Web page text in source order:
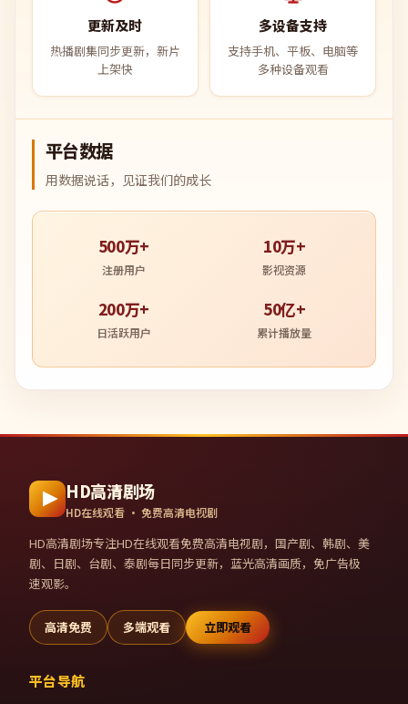
更新及时
热播剧集同步更新，新片
上架快
多设备支持
支持手机、平板、电脑等
多种设备观看
平台数据
用数据说话，见证我们的成长
500万+
注册用户
10万+
影视资源
200万+
日活跃用户
50亿+
累计播放量
HD高清剧场
HD在线观看 · 免费高清电视剧
HD高清剧场专注HD在线观看免费高清电视剧，国产剧、韩剧、美
剧、日剧、台剧、泰剧每日同步更新，蓝光高清画质，免广告极
速观影。
高清免费 多端观看 立即观看
平台导航